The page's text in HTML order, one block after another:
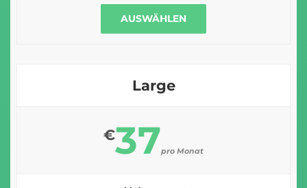
AUSWÄHLEN
Large
€37pro Monat